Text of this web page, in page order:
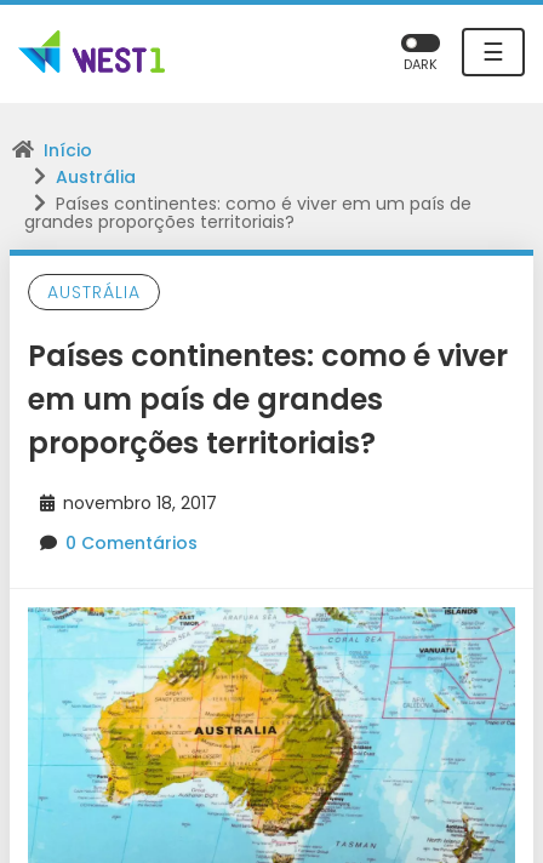
☰
DARK
Início
Austrália
Países continentes: como é viver em um país de
grandes proporções territoriais?
AUSTRÁLIA
Países continentes: como é viver
em um país de grandes
proporções territoriais?
novembro 18, 2017
0 Comentários